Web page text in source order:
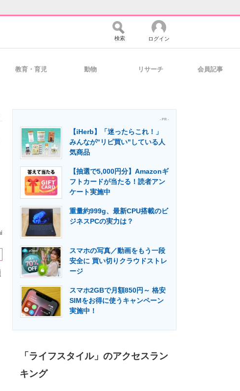
ダーのコミュニティ マーケ×ITの今がよく分かる
IT導入・活用を支援
ギーの専門メディア 建設×テクノロジーの最前線
検索 ログイン
教育・育児 動物 リサーチ 会員記事
- PR -
【iHerb】「迷ったらこれ！」
みんなが"リピ買い"している人
気商品
【抽選で5,000円分】Amazonギ
フトカードが当たる！読者アン
ケート実施中
重量約999g、最新CPU搭載のビ
ジネスPCの実力は？
スマホの写真／動画をもう一段
安全に 買い切りクラウドストレ
ージ
スマホ2GBで月額850円～ 格安
SIMをお得に使うキャンペーン
実施中！
「ライフスタイル」のアクセスラン
キング